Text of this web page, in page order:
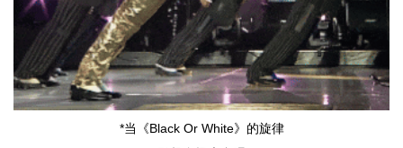
*当《Black Or White》的旋律